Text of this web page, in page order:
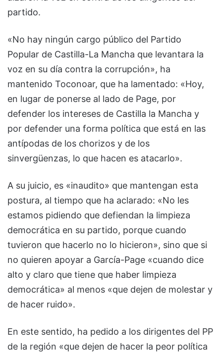
partido.
«No hay ningún cargo público del Partido
Popular de Castilla-La Mancha que levantara la
voz en su día contra la corrupción», ha
mantenido Toconoar, que ha lamentado: «Hoy,
en lugar de ponerse al lado de Page, por
defender los intereses de Castilla la Mancha y
por defender una forma política que está en las
antípodas de los chorizos y de los
sinvergüenzas, lo que hacen es atacarlo».
A su juicio, es «inaudito» que mantengan esta
postura, al tiempo que ha aclarado: «No les
estamos pidiendo que defiendan la limpieza
democrática en su partido, porque cuando
tuvieron que hacerlo no lo hicieron», sino que si
no quieren apoyar a García-Page «cuando dice
alto y claro que tiene que haber limpieza
democrática» al menos «que dejen de molestar y
de hacer ruido».
En este sentido, ha pedido a los dirigentes del PP
de la región «que dejen de hacer la peor política